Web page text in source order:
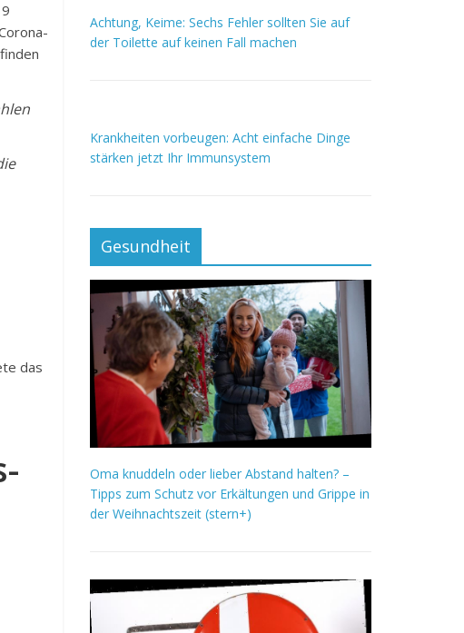
das
Achtung, Keime: Sechs Fehler sollten Sie auf
der Toilette auf keinen Fall machen
Krankheiten vorbeugen: Acht einfache Dinge
stärken jetzt Ihr Immunsystem
Gesundheit
Oma knuddeln oder lieber Abstand halten? –
Tipps zum Schutz vor Erkältungen und Grippe in
der Weihnachtszeit (stern+)